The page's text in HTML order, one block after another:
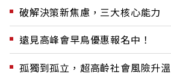
破解決策新焦慮，三大核心能力
遠見高峰會早鳥優惠報名中！
孤獨到孤立，超高齡社會風險升溫